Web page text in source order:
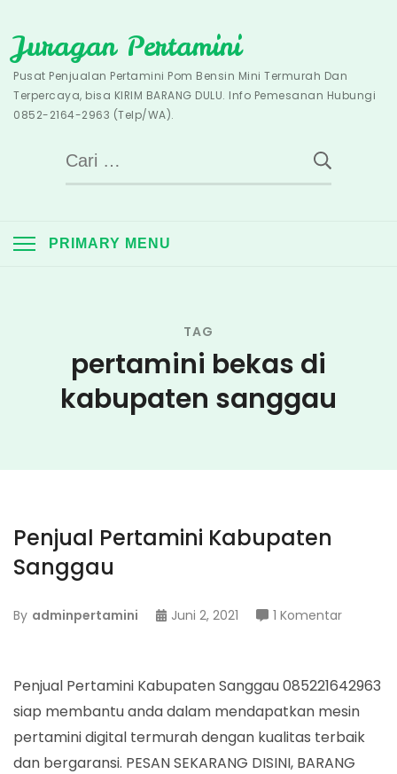
to
content
Juragan Pertamini
Pusat Penjualan Pertamini Pom Bensin Mini Termurah Dan
Terpercaya, bisa KIRIM BARANG DULU. Info Pemesanan Hubungi
0852-2164-2963 (Telp/WA).
Cari
untuk:
PRIMARY MENU
TAG
pertamini bekas di
kabupaten sanggau
Penjual Pertamini Kabupaten
Sanggau
By adminpertamini Juni 2, 2021 1 Komentarpada
Sanggau
Penjual Pertamini Kabupaten Sanggau 085221642963
siap membantu anda dalam mendapatkan mesin
pertamini digital termurah dengan kualitas terbaik
dan bergaransi. PESAN SEKARANG DISINI, BARANG